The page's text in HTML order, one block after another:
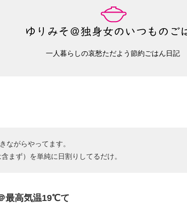
一人暮らしの哀愁ただよう節約ごはん日記
ながらやってます。
まず）を単純に日割りしてるだけ。
最高気温19℃て